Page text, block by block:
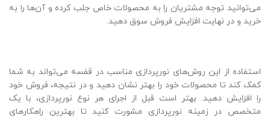
می‌توانید توجه مشتریان را به محصولات خاص جلب کرده و آن‌ها را به
خرید و در نهایت افزایش فروش سوق دهید.
استفاده از این روش‌های نورپردازی مناسب در قفسه می‌تواند به شما
کمک کند تا محصولات خود را بهتر نشان دهید و در نتیجه، فروش خود
را افزایش دهید. بهتر است قبل از اجرای هر نوع نورپردازی، با یک
متخصص در زمینه نورپردازی مشورت کنید تا بهترین راهکارهای